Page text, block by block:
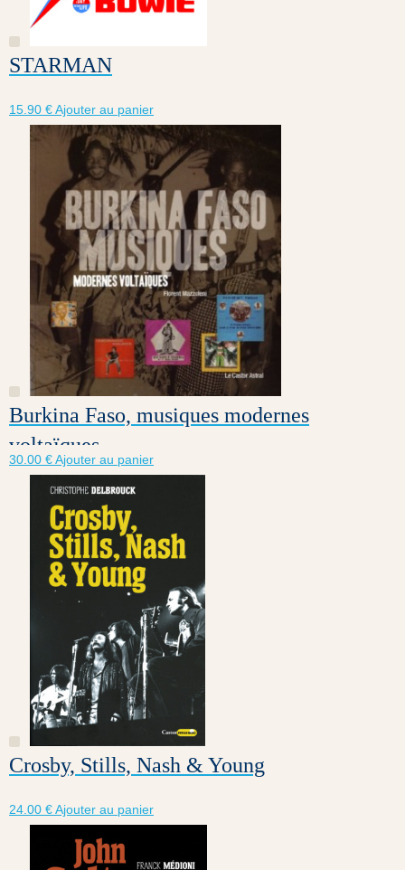
STARMAN
15.90 €Ajouter au panier
Burkina Faso, musiques modernes
voltaïques
30.00 €Ajouter au panier
Crosby, Stills, Nash & Young
24.00 €Ajouter au panier